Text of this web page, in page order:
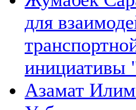
для
инициативы
Азамат